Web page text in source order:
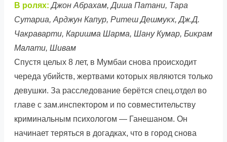
В ролях: Джон Абрахам, Диша Патани, Тара
Сутариа, Арджун Капур, Ритеш Дешмукх, Дж.Д.
Чакраварти, Каришма Шарма, Шану Кумар, Бикрам
Малати, Шивам
Спустя целых 8 лет, в Мумбаи снова происходит
череда убийств, жертвами которых являются только
девушки. За расследование берётся спец.отдел во
главе с зам.инспектором и по совместительству
криминальным психологом — Ганешаном. Он
начинает теряться в догадках, что в город снова